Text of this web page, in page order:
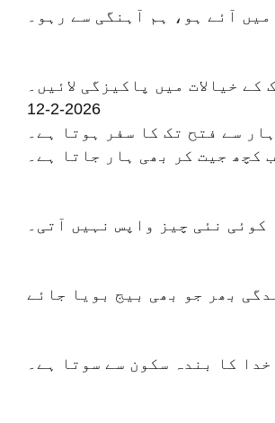
میں آئے ہو، ہم آہنگی سے رہو۔
کے خیالات میں پاکیزگی لائیں۔
12-2-2026
سے فتح تک کا سفر ہوتا ہے۔
کچھ جیت کر بھی ہار جاتا ہے۔
کوئی نئی چیز واپس نہیں آتی۔
بھر جو بھی بیج بویا جائے
خدا کا بندہ سکون سے سوتا ہے۔